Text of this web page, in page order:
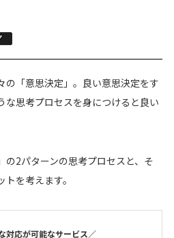
の「意思決定」。良い意思決定をす
な思考プロセスを身につけると良い
の2パターンの思考プロセスと、そ
を考えます。
対応が可能なサービス／